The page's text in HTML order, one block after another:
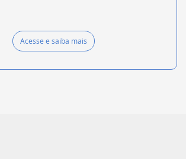
Acesse e saiba mais